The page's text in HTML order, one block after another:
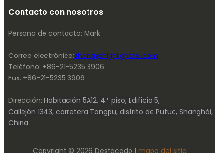
Contacto con nosotros
Persona de contacto: Mark
Correo electrónico:zhang@highlightesl.com
Teléfono: +86-21-5235 3906
Fax: +86-21-5235 3906
Dirección: Habitación 5A12, 4.º piso, Edificio 5,
Callejón 1343, carretera Tongpu, distrito de Putuo, Shanghái,
China
Copyright © 2026 Destacado | mapa del sitio